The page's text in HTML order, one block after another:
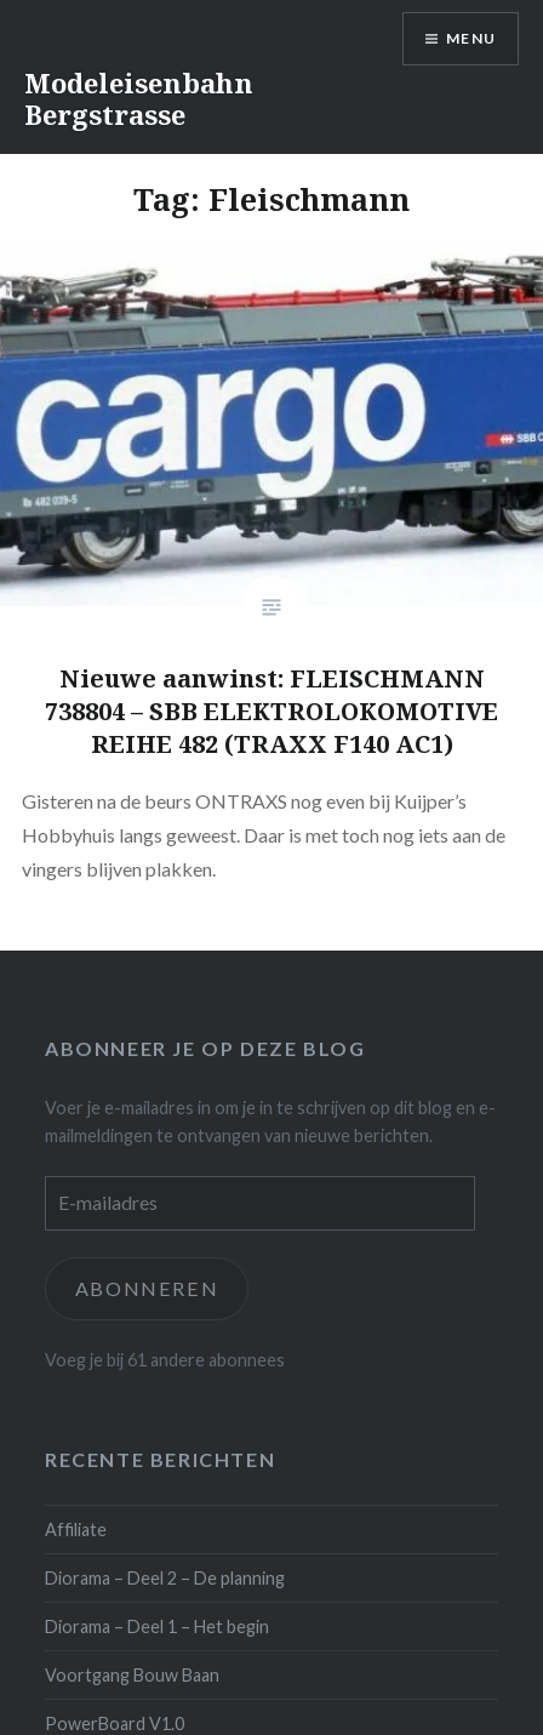
inhoud
springen
Modeleisenbahn
Bergstrasse
MENU
Tag: Fleischmann
Nieuwe aanwinst: FLEISCHMANN
738804 – SBB ELEKTROLOKOMOTIVE
REIHE 482 (TRAXX F140 AC1)
Gisteren na de beurs ONTRAXS nog even bij Kuijper’s
Hobbyhuis langs geweest. Daar is met toch nog iets aan de
vingers blijven plakken.
ABONNEER JE OP DEZE BLOG
Voer je e-mailadres in om je in te schrijven op dit blog en e-
mailmeldingen te ontvangen van nieuwe berichten.
mailadres
ABONNEREN
Voeg je bij 61 andere abonnees
RECENTE BERICHTEN
Affiliate
Diorama – Deel 2 – De planning
Diorama – Deel 1 – Het begin
Voortgang Bouw Baan
PowerBoard V1.0